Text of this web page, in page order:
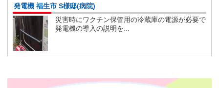
発電機 福生市 S様邸(病院)
災害時にワクチン保管用の冷蔵庫の電源が必要で
発電機の導入の説明を...